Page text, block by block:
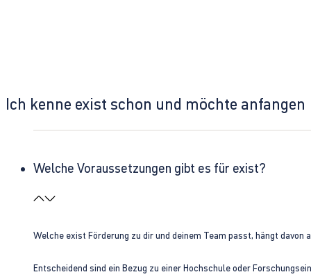
Ich kenne exist schon und möchte anfangen
Welche Voraussetzungen gibt es für exist?
Welche exist Förderung zu dir und deinem Team passt, hängt
Entscheidend sind ein Bezug zu einer Hochschule oder